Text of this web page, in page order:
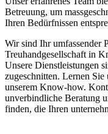
Betreuung, um
Ihren Bedürfnissen
Wir sind Ihr umfassender
Treuhandgesellschaft in
Unsere Dienstleistungen
zugeschnitten. Lernen
unserem Know-how.
unverbindliche Beratung
finden, die Ihren